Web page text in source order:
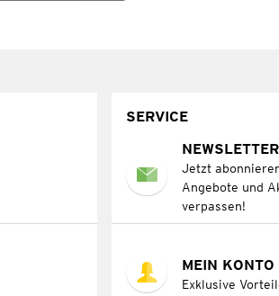
SERVICE
NEWSLETTER
Jetzt
Angebote und
verpassen!
MEIN KONTO
Exklusive